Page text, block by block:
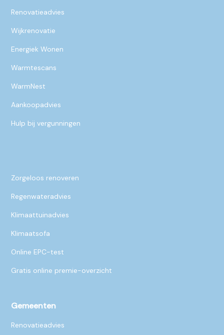
Renovatieadvies
Wijkrenovatie
Energiek Wonen
Warmtescans
WarmNest
Aankoopadvies
Hulp bij vergunningen
Zorgeloos renoveren
Regenwateradvies
Klimaattuinadvies
Klimaatsofa
Online EPC-test
Gratis online premie-overzicht
Gemeenten
Renovatieadvies